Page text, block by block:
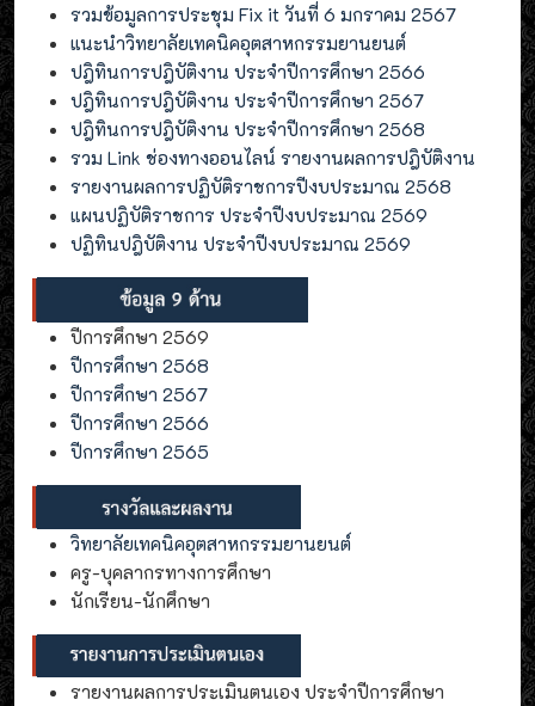
รวมข้อมูลการประชุม Fix it วันที่ 6 มกราคม 2567
แนะนำวิทยาลัยเทคนิคอุตสาหกรรมยานยนต์
ปฎิทินการปฎิบัติงาน ประจำปีการศึกษา 2566
ปฎิทินการปฎิบัติงาน ประจำปีการศึกษา 2567
ปฎิทินการปฎิบัติงาน ประจำปีการศึกษา 2568
รวม Link ช่องทางออนไลน์ รายงานผลการปฎิบัติงาน
รายงานผลการปฏิบัติราชการปีงบประมาณ 2568
แผนปฏิบัติราชการ ประจำปีงบประมาณ 2569
ปฏิทินปฎิบัติงาน ประจำปีงบประมาณ 2569
ปีการศึกษา 2569
ปีการศึกษา 2568
ปีการศึกษา 2567
ปีการศึกษา 2566
ปีการศึกษา 2565
วิทยาลัยเทคนิคอุตสาหกรรมยานยนต์
ครู-บุคลากรทางการศึกษา
นักเรียน-นักศึกษา
รายงานผลการประเมินตนเอง ประจำปีการศึกษา